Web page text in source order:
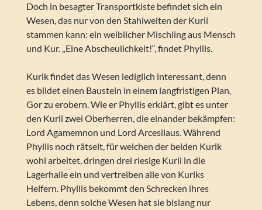
Doch in besagter Transportkiste befindet sich ein
Wesen, das nur von den Stahlwelten der Kurii
stammen kann: ein weiblicher Mischling aus Mensch
und Kur. „Eine Abscheulichkeit!“, findet Phyllis.
Kurik findet das Wesen lediglich interessant, denn
es bildet einen Baustein in einem langfristigen Plan,
Gor zu erobern. Wie er Phyllis erklärt, gibt es unter
den Kurii zwei Oberherren, die einander bekämpfen:
Lord Agamemnon und Lord Arcesilaus. Während
Phyllis noch rätselt, für welchen der beiden Kurik
wohl arbeitet, dringen drei riesige Kurii in die
Lagerhalle ein und vertreiben alle von Kuriks
Helfern. Phyllis bekommt den Schrecken ihres
Lebens, denn solche Wesen hat sie bislang nur